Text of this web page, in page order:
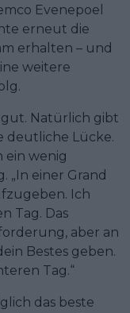
Evenepoel
erneut die
erhalten – und
weitere
gut. Natürlich gibt
deutliche Lücke.
ein wenig
„In einer Grand
Ich
Tag. Das
aber an
Bestes geben.
Tag.“
das beste